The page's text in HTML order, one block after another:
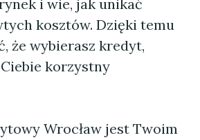
i wie, jak unikać
kosztów. Dzięki temu
że wybierasz kredyt,
korzystny
Wrocław jest Twoim